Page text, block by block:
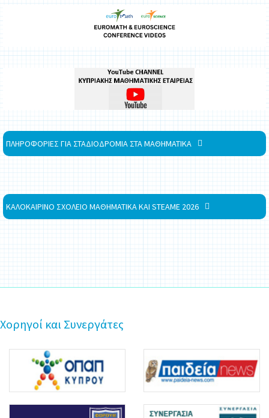
ΠΛΗΡΟΦΟΡΙΕΣ ΓΙΑ ΣΤΑΔΙΟΔΡΟΜΙΑ ΣΤΑ ΜΑΘΗΜΑΤΙΚΑ
ΚΑΛΟΚΑΙΡΙΝΟ ΣΧΟΛΕΙΟ ΜΑΘΗΜΑΤΙΚΑ ΚΑΙ STEAME 2026
Χορηγοί και Συνεργάτες